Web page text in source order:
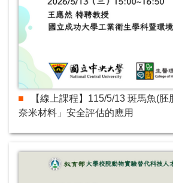
【線上課程】115/5/13 斑馬魚(
奈米材料」安全評估的應用